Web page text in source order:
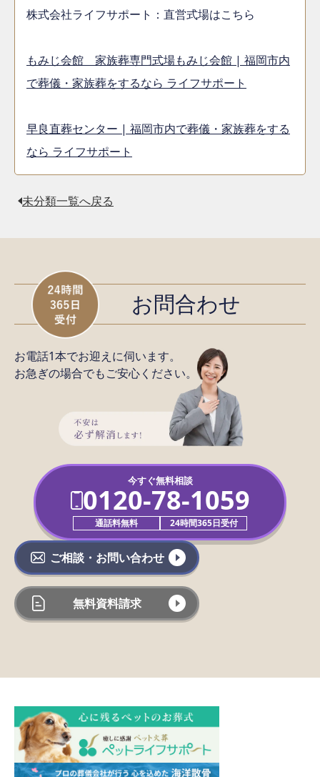
株式会社ライフサポート：直営式場はこちら
もみじ会館 家族葬専門式場もみじ会館 | 福岡市内
で葬儀・家族葬をするなら ライフサポート
早良直葬センター | 福岡市内で葬儀・家族葬をする
なら ライフサポート
未分類一覧へ戻る
お問合わせ
お電話1本でお迎えに伺います。
お急ぎの場合でもご安心ください。
今すぐ無料相談
0120-78-1059
通話料無料 24時間365日受付
ご相談・お問い合わせ
無料資料請求